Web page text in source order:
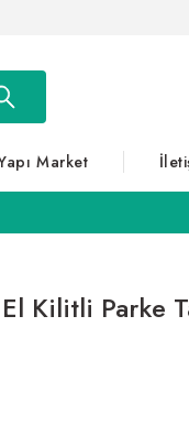
Market
Kilitli Parke